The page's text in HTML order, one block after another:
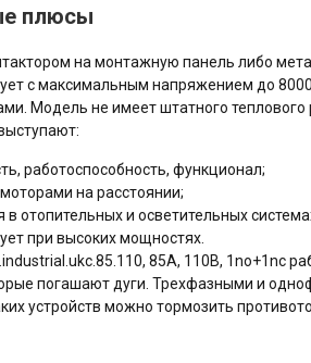
плюсы
на монтажную панель либо
с максимальным напряжением до
Модель не имеет штатного
работоспособность, функционал;
на расстоянии;
в отопительных и осветительных
при высоких мощностях.
85А, 110В, 1no+1nc
погашают дуги. Трехфазными и
устройств можно тормозить